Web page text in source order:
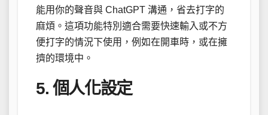
能用你的聲音與 ChatGPT 溝通，省去打字的
麻煩。這項功能特別適合需要快速輸入或不方
便打字的情況下使用，例如在開車時，或在擁
擠的環境中。
5. 個人化設定